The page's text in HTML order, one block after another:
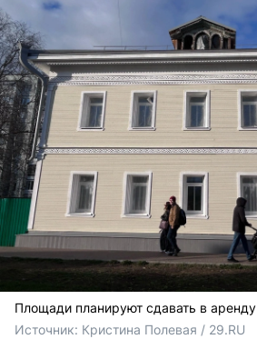
Площади планируют сдавать в аренду
Источник: Кристина Полевая / 29.RU